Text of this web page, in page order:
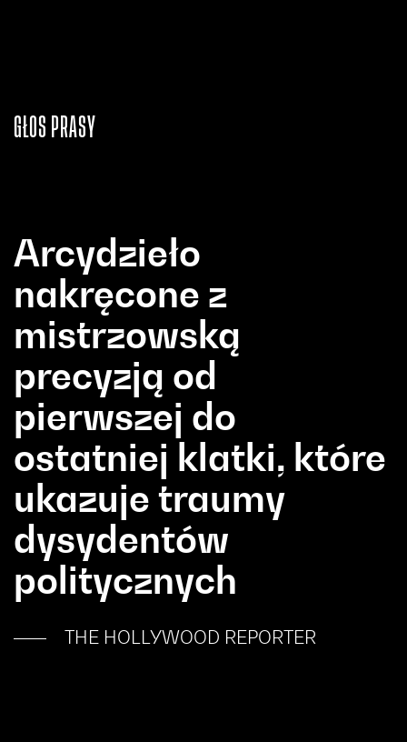
GŁOS PRASY
Arcydzieło
nakręcone z
mistrzowską
precyzją od
pierwszej do
ostatniej klatki, które
ukazuje traumy
dysydentów
politycznych
THE HOLLYWOOD REPORTER